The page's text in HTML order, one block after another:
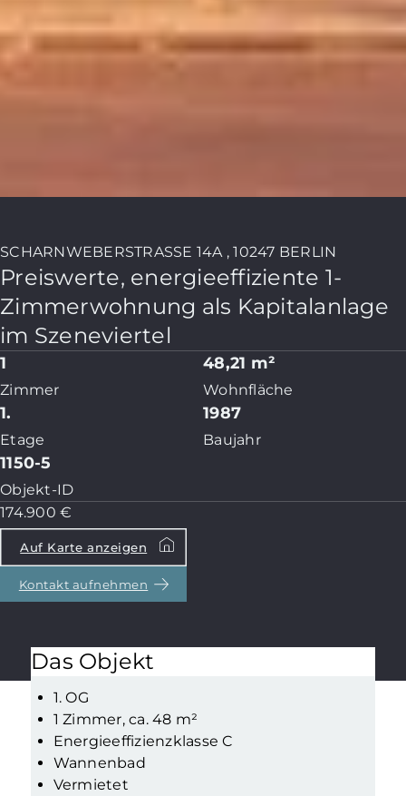
SCHARNWEBERSTRASSE 14A , 10247 BERLIN
Preiswerte, energieeffiziente 1-
Zimmerwohnung als Kapitalanlage
im Szeneviertel
1
Zimmer
48,21 m²
Wohnfläche
1.
Etage
1987
Baujahr
1150-5
Objekt-ID
174.900 €
Auf Karte anzeigen
Kontakt aufnehmen
Das Objekt
1. OG
1 Zimmer, ca. 48 m²
Energieeffizienzklasse C
Wannenbad
Vermietet